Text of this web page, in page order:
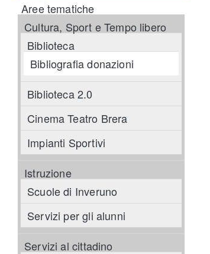
Aree tematiche
Cultura, Sport e Tempo libero
Biblioteca
Bibliografia donazioni
Biblioteca 2.0
Cinema Teatro Brera
Impianti Sportivi
Istruzione
Scuole di Inveruno
Servizi per gli alunni
Servizi al cittadino